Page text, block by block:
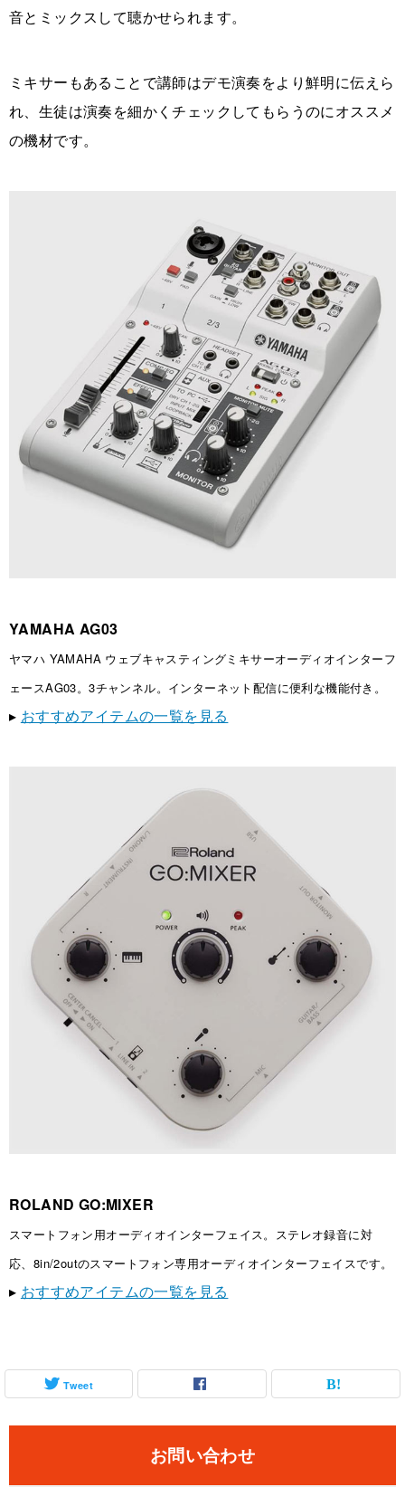
音とミックスして聴かせられます。
ミキサーもあることで講師はデモ演奏をより鮮明に伝えら
れ、生徒は演奏を細かくチェックしてもらうのにオススメ
の機材です。
YAMAHA AG03
ヤマハ YAMAHA ウェブキャスティングミキサーオーディオインターフ
ェースAG03。3チャンネル。インターネット配信に便利な機能付き。
▸ おすすめアイテムの一覧を見る
ROLAND GO:MIXER
スマートフォン用オーディオインターフェイス。ステレオ録音に対
応、8in/2outのスマートフォン専用オーディオインターフェイスです。
▸ おすすめアイテムの一覧を見る
Tweet
お問い合わせ